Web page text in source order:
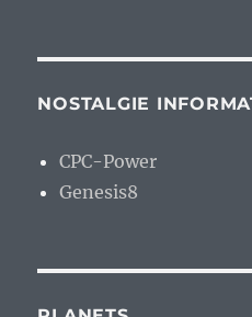
NOSTALGIE
CPC-Power
Genesis8